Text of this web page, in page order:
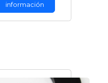
información